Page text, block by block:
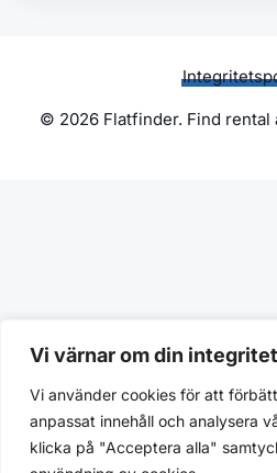
Vi värnar om din integritet
Vi använder cookies för att
anpassat innehåll och analysera
klicka på "Acceptera alla"
© 2026 Flatfinder. Find rental